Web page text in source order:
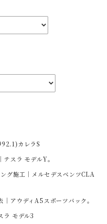
カレラS
スラ モデルY。
グ施工｜メルセデスベンツCLA
アウディA5スポーツバック。
ラ モデル3